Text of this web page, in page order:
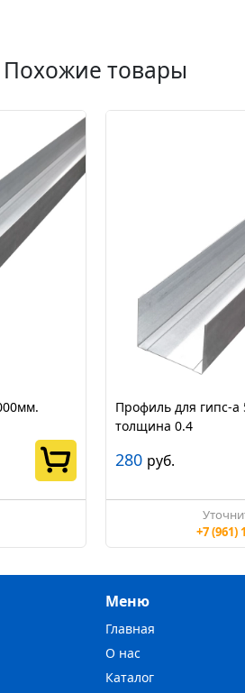
Похожие товары
Профиль для гипс-
толщина 0.4
280 руб.
+7 (961)
Меню
Главная
О нас
Каталог